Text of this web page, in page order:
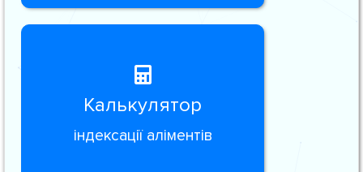
Калькулятор
індексації аліментів